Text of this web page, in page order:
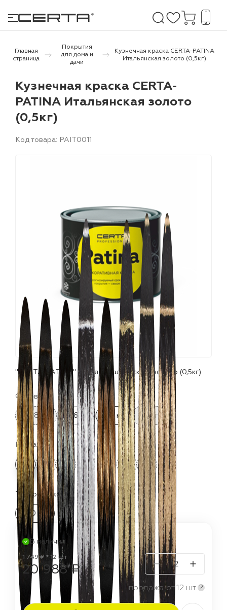
и дачи
бетону,
и эмали
Главная
страница
Покрытия
для дома и
дачи
Кузнечная краска CERTA-PATINA
Итальянская золото (0,5кг)
Кузнечная краска CERTA-
PATINA Итальянская золото
(0,5кг)
Код товара: PAIT0011
"CERTA-PATINA" серия "Итальянская" золото (0,5кг)
Фасовка:
0.08 кг 0.16 кг 0.5 кг 10 кг
Цвета:
Термостойкость:
150 °C
В наличии
1 749 ₽ * 12 шт
20 988 ₽
продажа от 12 шт. ?